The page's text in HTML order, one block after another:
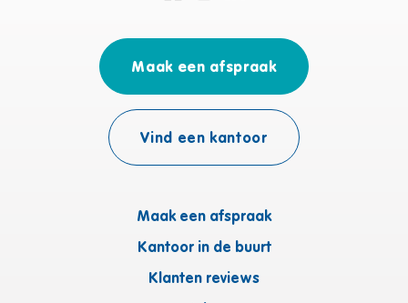
Maak een afspraak
Kantoor in de buurt
Klanten reviews
Maak een afspraak
Vind een kantoor